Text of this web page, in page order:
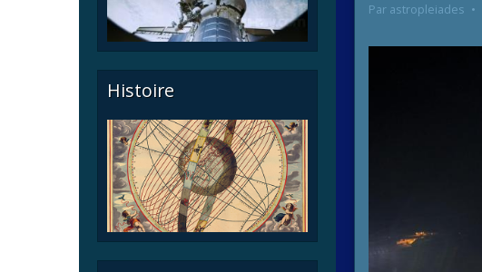
Par astropleiades
Histoire